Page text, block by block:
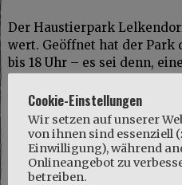
Der Haustierpark
wert. Geöffnet hat der Park
bis 18 Uhr – es sei denn,
Haustierparks.
Cookie-Einstellungen
Wir setzen auf unserer
von ihnen sind essenziell
Einwilligung), während
Onlineangebot zu
betreiben.